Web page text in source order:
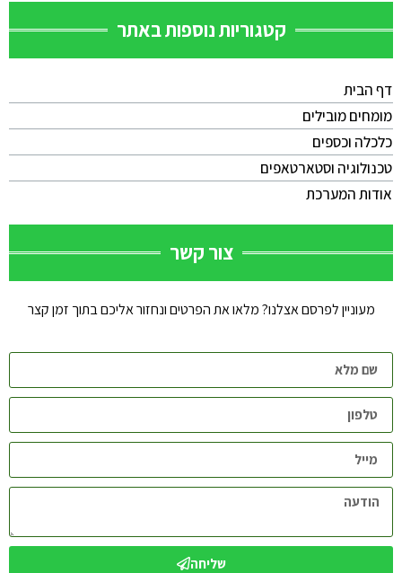
קטגוריות נוספות באתר
דף הבית
מומחים מובילים
כלכלה וכספים
טכנולוגיה וסטארטאפים
אודות המערכת
צור קשר
מעוניין לפרסם אצלנו? מלאו את הפרטים ונחזור אליכם בתוך זמן קצר
שליחה